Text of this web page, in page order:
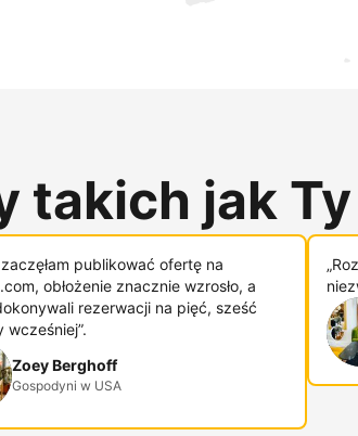
takich jak Ty
publikować ofertę na
obłożenie znacznie wzrosło, a
rezerwacji na pięć, sześć
wcześniej”.
Zoey Berghoff
Gospodyni w USA